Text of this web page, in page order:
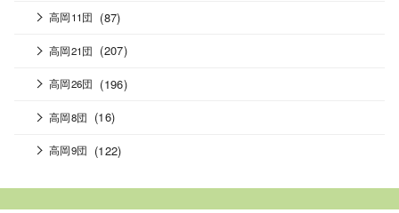
高岡11団 (87)
高岡21団 (207)
高岡26団 (196)
高岡8団 (16)
高岡9団 (122)